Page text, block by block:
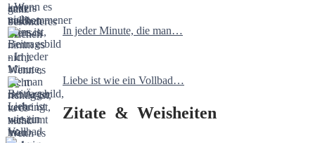
In jeder Minute, die man…
Liebe ist wie ein Vollbad…
Zitate & Weisheiten